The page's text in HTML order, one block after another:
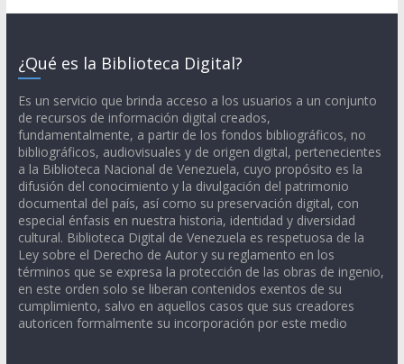
¿Qué es la Biblioteca Digital?
Es un servicio que brinda acceso a los usuarios a un conjunto
de recursos de información digital creados,
fundamentalmente, a partir de los fondos bibliográficos, no
bibliográficos, audiovisuales y de origen digital, pertenecientes
a la Biblioteca Nacional de Venezuela, cuyo propósito es la
difusión del conocimiento y la divulgación del patrimonio
documental del país, así como su preservación digital, con
especial énfasis en nuestra historia, identidad y diversidad
cultural. Biblioteca Digital de Venezuela es respetuosa de la
Ley sobre el Derecho de Autor y su reglamento en los
términos que se expresa la protección de las obras de ingenio,
en este orden solo se liberan contenidos exentos de su
cumplimiento, salvo en aquellos casos que sus creadores
autoricen formalmente su incorporación por este medio